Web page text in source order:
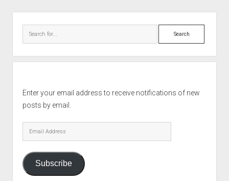
Search
Enter your email address to receive notifications of new
posts by email.
Email
Address
Subscribe